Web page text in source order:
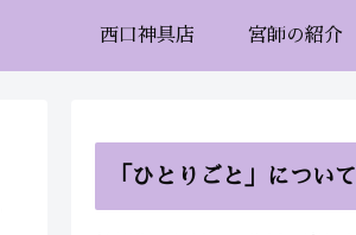
西口神具店 宮師の紹介
「ひとりごと」について